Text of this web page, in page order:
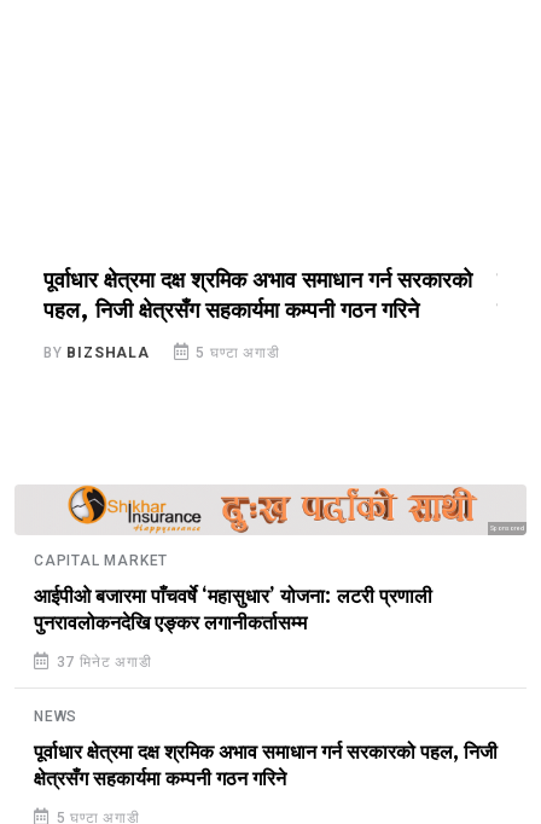
पूर्वाधार क्षेत्रमा दक्ष श्रमिक अभाव समाधान गर्न सरकारको
पहल, निजी क्षेत्रसँग सहकार्यमा कम्पनी गठन गरिने
BY BIZSHALA 5 घण्टा अगाडी
Sponsored
CAPITAL MARKET
आईपीओ बजारमा पाँचवर्षे ‘महासुधार’ योजना: लटरी प्रणाली
पुनरावलोकनदेखि एङ्कर लगानीकर्तासम्म
37 मिनेट अगाडी
NEWS
पूर्वाधार क्षेत्रमा दक्ष श्रमिक अभाव समाधान गर्न सरकारको पहल, निजी
क्षेत्रसँग सहकार्यमा कम्पनी गठन गरिने
5 घण्टा अगाडी